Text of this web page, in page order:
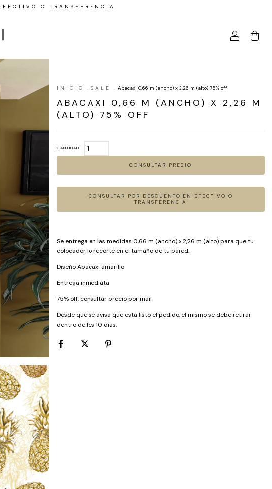
O TRANSFERENCIA
INICIO . SALE . Abacaxi 0,66 m (ancho) x 2,26 m (alto) 75% off
ABACAXI 0,66 M (ANCHO) X 2,26 M
(ALTO) 75% OFF
CANTIDAD
Se entrega en las medidas 0,66 m (ancho) x 2,26 m (alto) para que tu
colocador lo recorte en el tamaño de tu pared.
Diseño Abacaxi amarillo
Entrega inmediata
75% off, consultar precio por mail
Desde que se avisa que está listo el pedido, el mismo se debe retirar
dentro de los 10 días.